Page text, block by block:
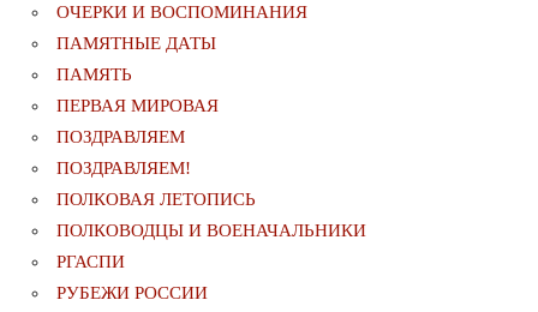
ОЧЕРКИ И ВОСПОМИНАНИЯ
ПАМЯТНЫЕ ДАТЫ
ПАМЯТЬ
ПЕРВАЯ МИРОВАЯ
ПОЗДРАВЛЯЕМ
ПОЗДРАВЛЯЕМ!
ПОЛКОВАЯ ЛЕТОПИСЬ
ПОЛКОВОДЦЫ И ВОЕНАЧАЛЬНИКИ
РГАСПИ
РУБЕЖИ РОССИИ